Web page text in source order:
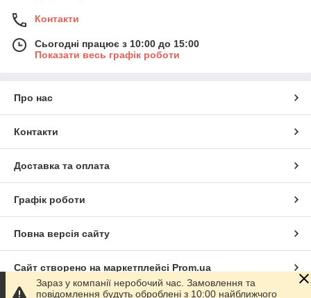
Контакти
Сьогодні працює з 10:00 до 15:00
Показати весь графік роботи
Про нас
Контакти
Доставка та оплата
Графік роботи
Повна версія сайту
Сайт створено на маркетплейсі Prom.ua
Зараз у компанії неробочий час. Замовлення та
повідомлення будуть оброблені з 10:00 найближчого